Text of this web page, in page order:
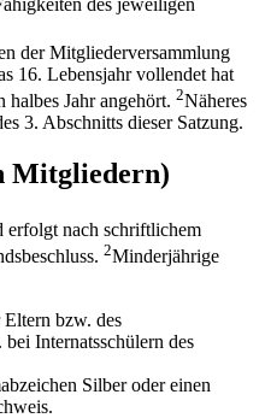
der Mitgliederversammlung
16. Lebensjahr vollendet hat
halbes Jahr angehört. 2Näheres
3. Abschnitts dieser Satzung.
Mitgliedern)
erfolgt nach schriftlichem
2Minderjährige
bzw. des
Internatsschülern des
Silber oder einen